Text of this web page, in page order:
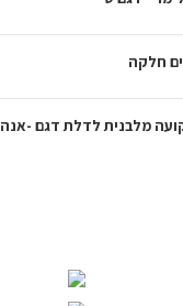
חלקה
מלבנית לדלת דגם -אנה